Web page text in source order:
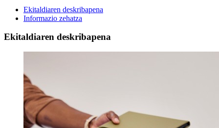
Ekitaldiaren deskribapena
Informazio zehatza
Ekitaldiaren deskribapena